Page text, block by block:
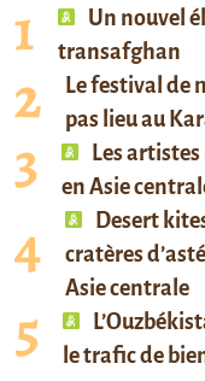
Un nouvel
transafghan
Le festival de
pas lieu au
Les
en Asie
Desert
cratères
Asie centrale
le trafic de